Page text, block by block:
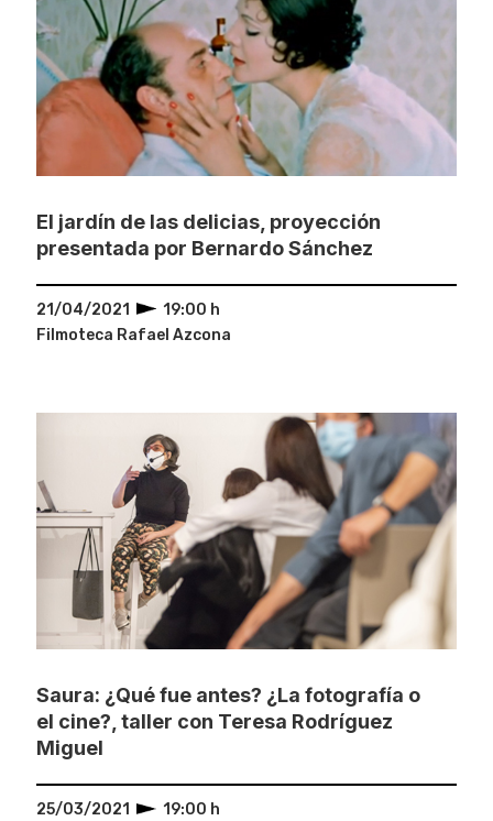
El jardín de las delicias, proyección
presentada por Bernardo Sánchez
21/04/2021
19:00 h
Filmoteca Rafael Azcona
Saura: ¿Qué fue antes? ¿La fotografía o
el cine?, taller con Teresa Rodríguez
Miguel
25/03/2021
19:00 h